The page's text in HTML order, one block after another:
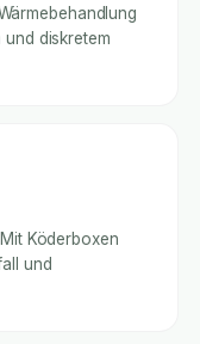
diskretem
Köderboxen
und